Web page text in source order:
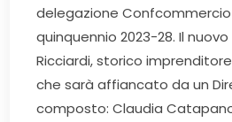
delegazione Confcommercio
quinquennio 2023-28. Il
Ricciardi, storico
che sarà affiancato da un
composto: Claudia